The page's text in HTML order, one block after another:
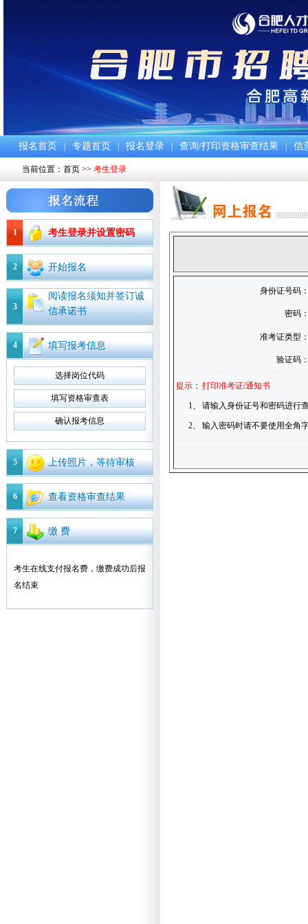
报名首页 专题首页 报名登录 查询/打印资格审查结果 信
当前位置： 首页 >> 考生登录
1 考生登录并设置密码
2 开始报名
3
阅读报名须知并签订诚
信承诺书
4 填写报考信息
选择岗位代码
填写资格审查表
确认报考信息
5 上传照片，等待审核
6 查看资格审查结果
7 缴 费
考生在线支付报名费，缴费成功后报
名结束
身份证号码
密码
准考证类型
验证码
提示： 打印准考证/通知书
1、 请输入身份证号和密码进行
2、 输入密码时请不要使用全角